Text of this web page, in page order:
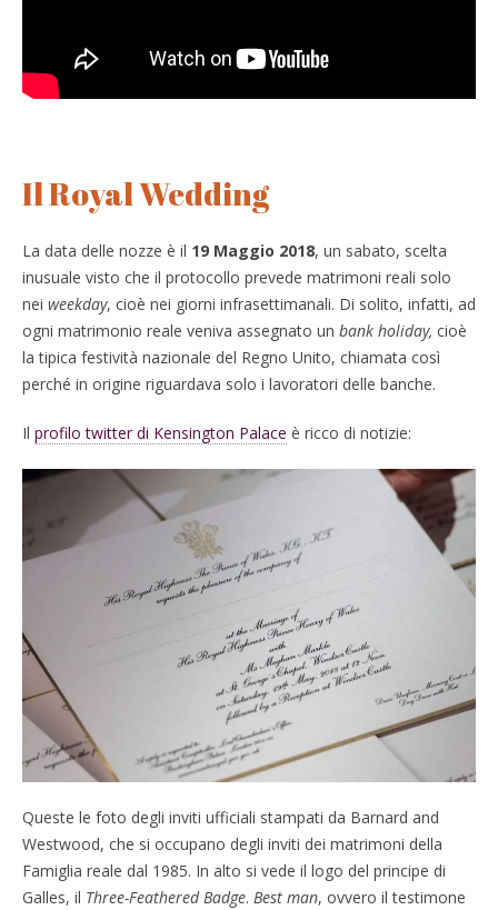
Il Royal Wedding
La data delle nozze è il 19 Maggio 2018, un sabato, scelta
inusuale visto che il protocollo prevede matrimoni reali solo
nei weekday, cioè nei giorni infrasettimanali. Di solito, infatti, ad
ogni matrimonio reale veniva assegnato un bank holiday, cioè
la tipica festività nazionale del Regno Unito, chiamata così
perché in origine riguardava solo i lavoratori delle banche.
Il profilo twitter di Kensington Palace è ricco di notizie:
Queste le foto degli inviti ufficiali stampati da Barnard and
Westwood, che si occupano degli inviti dei matrimoni della
Famiglia reale dal 1985. In alto si vede il logo del principe di
Galles, il Three-Feathered Badge. Best man, ovvero il testimone